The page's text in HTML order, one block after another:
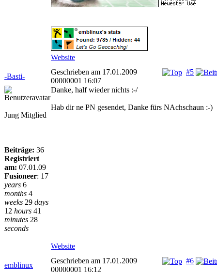
Website
-Basti-
#5
Geschrieben am 17.01.2009
00000001 16:07
Jung Mitglied
Beiträge: 36
Registriert
am: 07.01.09
Fusioneer: 17
years 6
months 4
weeks 29 days
12 hours 41
minutes 28
seconds
Danke, half wieder nichts :-/
Hab dir ne PN gesendet, Danke fürs NAchschaun :-)
Website
emblinux
#6
Geschrieben am 17.01.2009
00000001 16:12